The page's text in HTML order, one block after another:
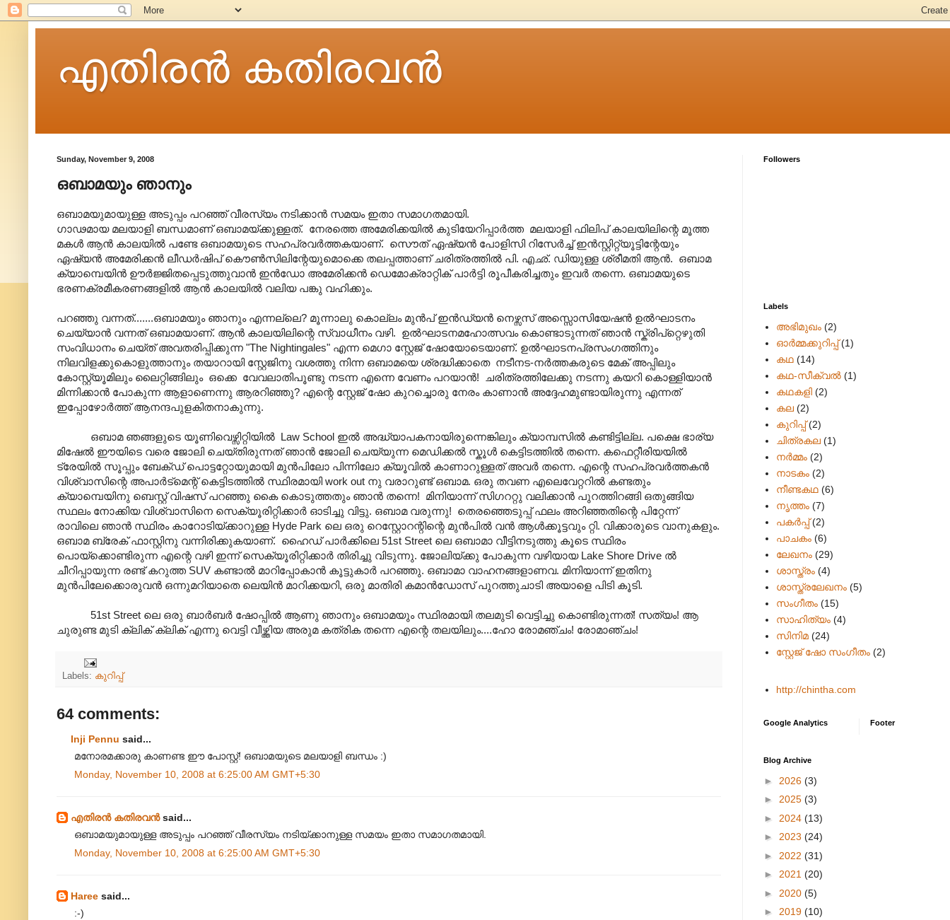
എതിരന്‍ കതിരവന്‍
Sunday, November 9, 2008
ഒബാമയും ഞാനും
ഒബാമയുമായുള്ള അടുപ്പം പറഞ്ഞ് വീരസ്യം നടിക്കാന്‍ സമയം ഇതാ സമാഗതമായി.
ഗാഢമായ മലയാളി ബന്ധമാണ് ഒബാമയ്ക്കുള്ളത്. നേരത്തെ അമേരിക്കയില്‍ കുടിയേറിപ്പാര്‍ത്ത മലയാളി ഫിലിപ് കാലയിലിന്റെ മൂത്ത
മകള്‍ ആന്‍ കാലയില്‍ പണ്ടേ ഒബാമയുടെ സഹപ്രവര്‍ത്തകയാണ്. സൌത് ഏഷ്യന്‍ പോളിസി റിസേര്‍ച്ച് ഇന്‍സ്റ്റിറ്റ്യൂട്ടിന്റേയും
ഏഷ്യന്‍ അമേരിക്കന്‍ ലീഡര്‍ഷിപ് കൌണ്‍സിലിന്റേയുമൊക്കെ തലപ്പത്താണ് ചരിത്രത്തില്‍ പി. എഛ്. ഡിയുള്ള ശ്രീമതി ആന്‍. ഒബാമ
ക്യാമ്പെയിന്‍ ഊര്‍ജ്ജിതപ്പെടുത്തുവാന്‍ ഇന്‍ഡോ അമേരിക്കന്‍ ഡെമോക്രാറ്റിക് പാര്‍ട്ടി രൂപീകരിച്ചതും ഇവര്‍ തന്നെ. ഒബാമയുടെ
ഭരണക്രമീകരണങ്ങളില്‍ ആന്‍ കാലയില്‍ വലിയ പങ്കു വഹിക്കും.
പറഞ്ഞു വന്നത്.......ഒബാമയും ഞാനും എന്നല്ലെ? മൂന്നാലു കൊല്ലം മുന്‍പ് ഇന്‍ഡ്യന്‍ നെഴ്സസ് അസ്സൊസിയേഷന്‍ ഉല്‍ഘാടനം
ചെയ്യാന്‍ വന്നത് ഒബാമയാണ്. ആന്‍ കാലയിലിന്റെ സ്വാധീനം വഴി. ഉല്‍ഘാടനമഹോത്സവം കൊണ്ടാടുന്നത് ഞാന്‍ സ്ക്രിപ്റ്റെഴുതി
സംവിധാനം ചെയ്ത് അവതരിപ്പിക്കുന്ന "The Nightingales" എന്ന മെഗാ സ്റ്റേജ് ഷോയോടെയാണ്. ഉല്‍ഘാടനപ്രസംഗത്തിനും
നിലവിളക്കുകൊളുത്താനും തയാറായി സ്റ്റേജിനു വശത്തു നിന്ന ഒബാമയെ ശ്രദ്ധിക്കാതെ നടീനട-നര്‍ത്തകരുടെ മേക് അപ്പിലും
കോസ്റ്റ്യൂമിലും ലൈറ്റിങ്ങിലും ഒക്കെ വേവലാതിപൂണ്ടു നടന്ന എന്നെ വേണം പറയാന്‍! ചരിത്രത്തിലേക്കു നടന്നു കയറി കൊള്ളിയാന്‍
മിന്നിക്കാന്‍ പോകുന്ന ആളാണെന്നു ആരറിഞ്ഞു? എന്റെ സ്റ്റേജ് ഷോ കുറച്ചൊരു നേരം കാണാന്‍ അദ്ദേഹമുണ്ടായിരുന്നു എന്നത്
ഇപ്പോഴോര്‍ത്ത് ആനന്ദപുളകിതനാകുന്നു.
ഒബാമ ഞങ്ങളുടെ യൂണിവെഴ്സിറ്റിയില്‍ Law School ഇല്‍ അദ്ധ്യാപകനായിരുന്നെങ്കിലും ക്യാമ്പസില്‍ കണ്ടിട്ടില്ല. പക്ഷെ ഭാര്യ
മിഷേല്‍ ഈയിടെ വരെ ജോലി ചെയ്തിരുന്നത് ഞാന്‍ ജോലി ചെയ്യുന്ന മെഡിക്കല്‍ സ്കൂള്‍ കെട്ടിടത്തില്‍ തന്നെ. കഫെറ്റീരിയയില്‍
ട്രേയില്‍ സൂപ്പും ബേക്ഡ് പൊട്ടറ്റോയുമായി മുന്‍പിലോ പിന്നിലോ ക്യൂവില്‍ കാണാറുള്ളത് അവര്‍ തന്നെ. എന്റെ സഹപ്രവര്‍ത്തകന്‍
വിശ്വാസിന്റെ അപാര്‍ട്മെന്റ് കെട്ടിടത്തില്‍ സ്ഥിരമായി work out നു വരാറുണ്ട് ഒബാമ. ഒരു തവണ എലെവേറ്ററില്‍‍ കണ്ടതും
ക്യാമ്പെയിനു ബെസ്റ്റ് വിഷസ് പറഞ്ഞു കൈ കൊടുത്തതും ഞാന്‍ തന്നെ! മിനിയാന്ന് സിഗററ്റു വലിക്കാന്‍ പുറത്തിറങ്ങി ഒതുങ്ങിയ
സ്ഥലം നോക്കിയ വിശ്വാസിനെ സെക്യൂരിറ്റിക്കാര്‍ ഓടിച്ചു വിട്ടു. ഒബാമ വരുന്നു! തെരഞ്ഞെടുപ്പ് ഫലം അറിഞ്ഞതിന്റെ പിറ്റേന്ന്
രാവിലെ ഞാന്‍ സ്ഥിരം കാറോടിയ്ക്കാറുള്ള Hyde Park ലെ ഒരു റെസ്റ്റോറന്റിന്റെ മുന്‍പില്‍ വന്‍ ആള്‍ക്കൂട്ടവും റ്റി. വിക്കാരുടെ വാനുകളും.
ഒബാമ ബ്രേക് ഫാസ്റ്റിനു വന്നിരിക്കുകയാണ്. ഹൈഡ് പാര്‍ക്കിലെ 51st Street ലെ ഒബാമാ വീട്ടിനടുത്തു കൂടെ സ്ഥിരം
പൊയ്ക്കൊണ്ടിരുന്ന എന്റെ വഴി ഇന്ന് സെക്യൂരിറ്റിക്കാര്‍ തിരിച്ചു വിടുന്നു. ജോലിയ്ക്കു പോകുന്ന വഴിയായ Lake Shore Drive ല്‍
ചീറിപ്പായുന്ന രണ്ട് കറുത്ത SUV കണ്ടാല്‍ മാറിപ്പോകാന്‍ കൂട്ടുകാര്‍ പറഞ്ഞു. ഒബാമാ വാഹനങ്ങളാണവ. മിനിയാന്ന് ഇതിനു
മുന്‍പിലേക്കൊരുവന്‍ ഒന്നുമറിയാതെ ലെയിന്‍ മാറിക്കയറി, ഒരു മാതിരി കമാന്‍ഡോസ് പുറത്തുചാടി അയാളെ പിടി കൂടി.
51st Street ലെ ഒരു ബാര്‍ബര്‍ ഷോപ്പില്‍ ആണു ഞാനും ഒബാമയും സ്ഥിരമായി തലമുടി വെട്ടിച്ചു കൊണ്ടിരുന്നത്! സത്യം! ആ
ചുരുണ്ട മുടി ക്ലിക് ക്ലിക് എന്നു വെട്ടി വീഴ്ത്തിയ അരുമ കത്രിക തന്നെ എന്റെ തലയിലും....ഹോ രോമഞ്ചം! രോമാഞ്ചം!
Labels: കുറിപ്പ്
64 comments:
Inji Pennu said...
മനോരമക്കാരു കാണണ്ട ഈ പോസ്റ്റ്! ഒബാമയുടെ മലയാളി ബന്ധം :)
Monday, November 10, 2008 at 6:25:00 AM GMT+5:30
എതിരന്‍ കതിരവന്‍said...
ഒബാമയുമായുള്ള അടുപ്പം പറഞ്ഞ് വീരസ്യം നടിയ്ക്കാനുള്ള സമയം ഇതാ സമാഗതമായി.
Monday, November 10, 2008 at 6:25:00 AM GMT+5:30
Haree said...
:-)
Followers
Labels
അഭിമുഖം (2)
ഓർമ്മക്കുറിപ്പ് (1)
കഥ (14)
കഥ-സീക്വല്‍ (1)
കഥകളി (2)
കല (2)
കുറിപ്പ് (2)
ചിത്രകല (1)
നർമ്മം (2)
നാടകം (2)
നീണ്ടകഥ (6)
നൃത്തം (7)
പകര്‍പ്പ് (2)
പാചകം (6)
ലേഖനം (29)
ശാസ്ത്രം (4)
ശാസ്ത്രലേഖനം (5)
സംഗീതം (15)
സാഹിത്യം (4)
സിനിമ (24)
സ്റ്റേജ് ഷോ സംഗീതം (2)
http://chintha.com
Google Analytics Footer
Blog Archive
► 2026 (3)
► 2025 (3)
► 2024 (13)
► 2023 (24)
► 2022 (31)
► 2021 (20)
► 2020 (5)
► 2019 (10)